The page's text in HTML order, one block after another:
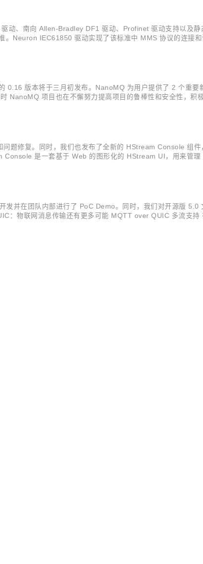
动、南向 Allen-Bradley DF1 驱动、Profinet 驱动支持以及
Neuron IEC61850 驱动实现了该标准中 MMS 协议的连接
0.16 版本将于三月初发布。NanoMQ 为用户提供了 2 个重
NanoMQ 项目也在不懈努力提高项目的鲁棒性和安全性，积
题修复。同时，我们也发布了全新的 HStream Console 组
是一套基于 Web 的图形化的 HStream UI，用来管理
发并在团队内部进行了 PoC Demo。同时，我们对开源版
：物联网消息传输还有更多可能 MQTT over QUIC 多流支持